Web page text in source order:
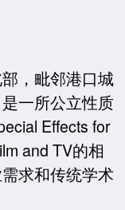
，毗邻港口城
一所公立性质
Effects for
and TV的相
求和传统学术